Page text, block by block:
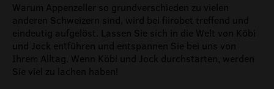
Warum Appenzeller so grundverschieden zu vielen
anderen Schweizern sind, wird bei fiirobet treffend und
eindeutig aufgelöst. Lassen Sie sich in die Welt von Köbi
und Jock entführen und entspannen Sie bei uns von
Ihrem Alltag. Wenn Köbi und Jock durchstarten, werden
Sie viel zu lachen haben!